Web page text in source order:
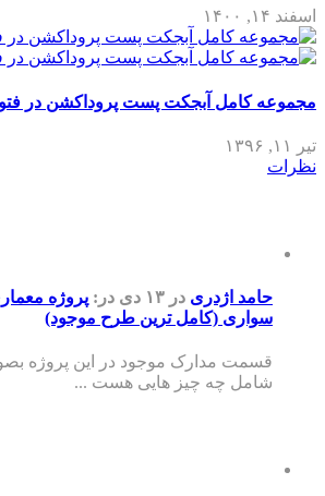
اسفند ۱۴, ۱۴۰۰
مجموعه کامل آبجکت پست پروداکشن در
تیر ۱۱, ۱۳۹۶
نظرات
حامد اژدری در ۱۳ دی در: پروژه
سواری (کامل ترین طرح موجود)
قسمت مدارک موجود در این پروژه
شامل چه چیز هایی هست ...